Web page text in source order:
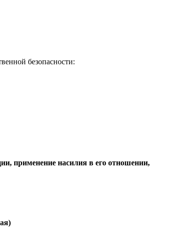
безопасности:
применение насилия в его отношении,